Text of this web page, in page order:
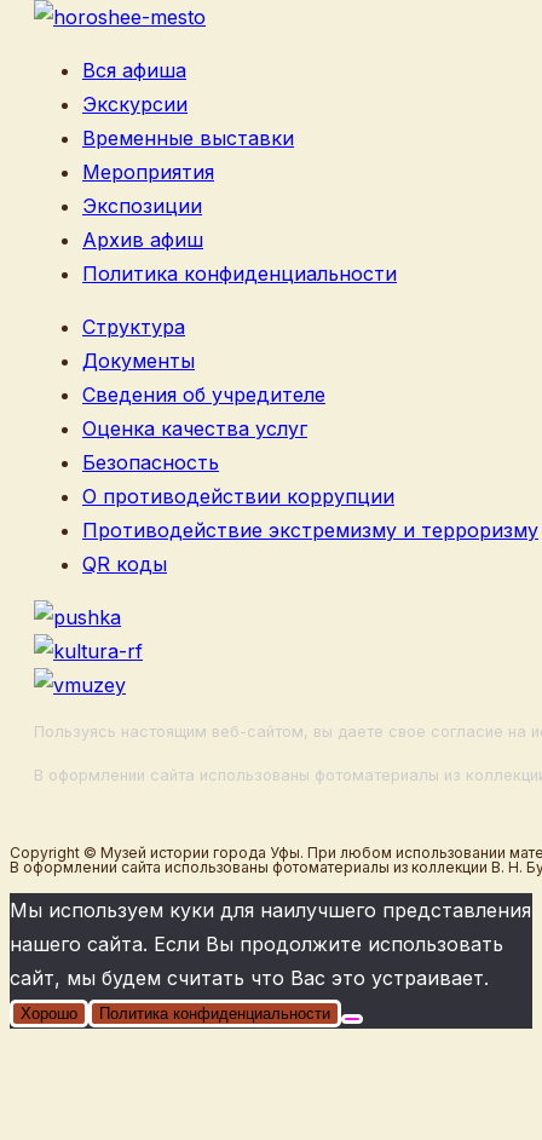
Вся афиша
Экскурсии
Временные выставки
Мероприятия
Экспозиции
Архив афиш
Политика конфиденциальности
Структура
Документы
Сведения об учредителе
Оценка качества услуг
Безопасность
О противодействии коррупции
Противодействие экстремизму и терроризму
QR коды
Пользуясь настоящим веб-сайтом, вы даете свое согласие на
В оформлении сайта использованы фотоматериалы из
Copyright © Музей истории города Уфы. При любом использовании
В оформлении сайта использованы фотоматериалы из коллекции В. Н.
Мы используем куки для наилучшего представления
нашего сайта. Если Вы продолжите использовать
сайт, мы будем считать что Вас это устраивает.
Хорошо Политика конфиденциальности